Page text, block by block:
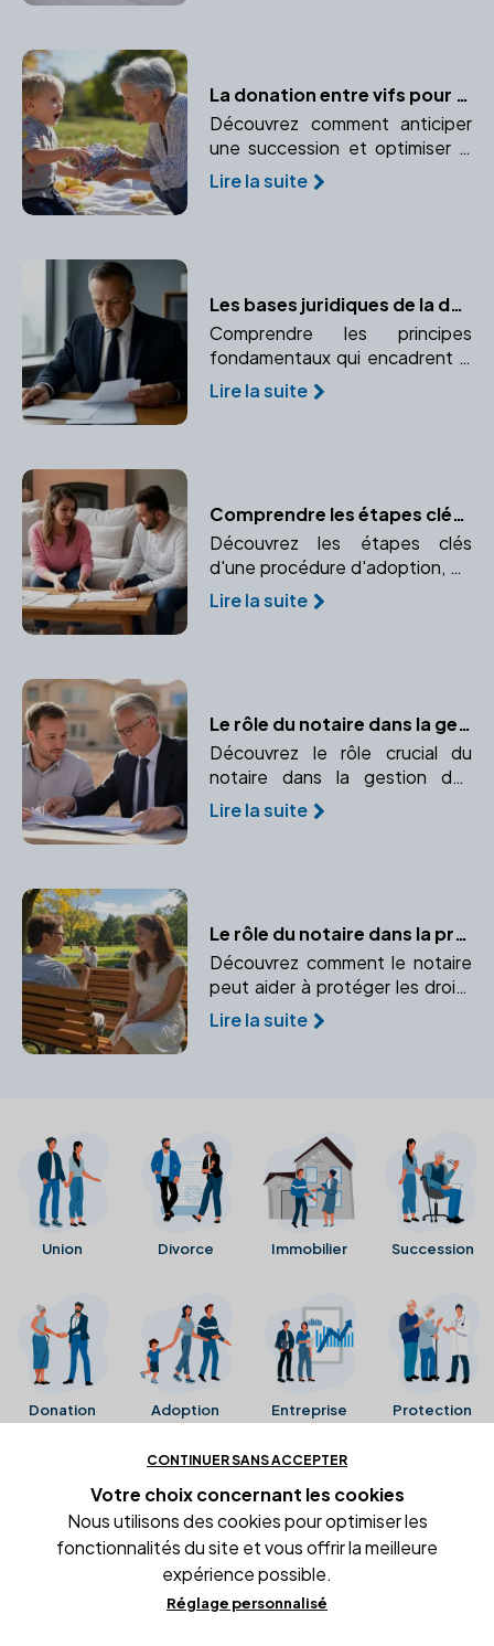
La donation entre vifs pour optimiser la transmission de patrimoine
Découvrez comment anticiper
une succession et optimiser la
transmission de votre
patrimoine grâce à la donation
proches.
Lire la suite
Les bases juridiques de la donation
Comprendre les principes
fondamentaux qui encadrent la
donation selon le droit français.
Lire la suite
Comprendre les étapes clés d'une procédure d'adoption
Découvrez les étapes clés
d'une procédure d'adoption, de
la demande initiale à la décision
finale. Comprendre les
Lire la suite
Le rôle du notaire dans la gestion des biens immobiliers de l'entreprise
Découvrez le rôle crucial du
notaire dans la gestion des
biens immobiliers de votre
entreprise, de la sécurisation
Lire la suite
Le rôle du notaire dans la protection des mineurs
Découvrez comment le notaire
peut aider à protéger les droits
et intérêts des mineurs en cas
de décès ou d'incapacité des
Lire la suite
Union Divorce Immobilier Succession
Donation Adoption Entreprise Protection
Ces avis proviennent directement de la fiche Google
Business de l'office notarial. Ils n'ont ni été collectés ni
été vérifiés par Alexia.fr.
Conditions générales d'utilisation
CONTINUER SANS ACCEPTER
Votre choix concernant les cookies
Nous utilisons des cookies pour optimiser les
fonctionnalités du site et vous offrir la meilleure
expérience possible.
Réglage personnalisé